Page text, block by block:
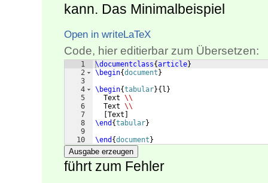
kann. Das Minimalbeispiel
Open in writeLaTeX
Code, hier editierbar zum Übersetzen:
1
2
3
4
5
6
7
8
9
10
\documentclass{article}
\begin{document}
\begin{tabular}{l }
  Text
\\
  Text
\\
[Text ]
\end {tabular}
\end {document}
Ausgabe erzeugen
führt zum Fehler